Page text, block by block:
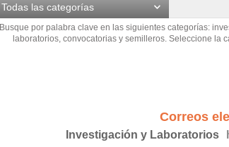
Todas las categorías
Busque por palabra clave en las siguientes categorías:
laboratorios, convocatorias y semilleros. Seleccione la
Correos
Investigación y Laboratorios